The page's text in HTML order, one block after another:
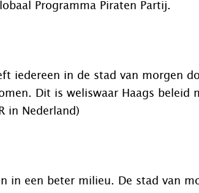
Programma Piraten Partij.
iedereen in de stad van morgen
Dit is weliswaar Haags beleid
in Nederland)
in een beter milieu. De stad van